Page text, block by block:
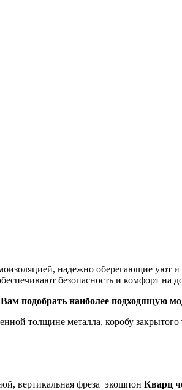
надежно оберегающие уют
безопасность и комфорт на
подобрать наиболее подходящую
толщине металла, коробу закрытого
вертикальная фреза экошпон Кварц